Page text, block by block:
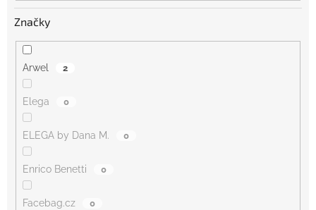
Značky
Arwel 2
Elega 0
ELEGA by Dana M. 0
Enrico Benetti 0
Facebag.cz 0